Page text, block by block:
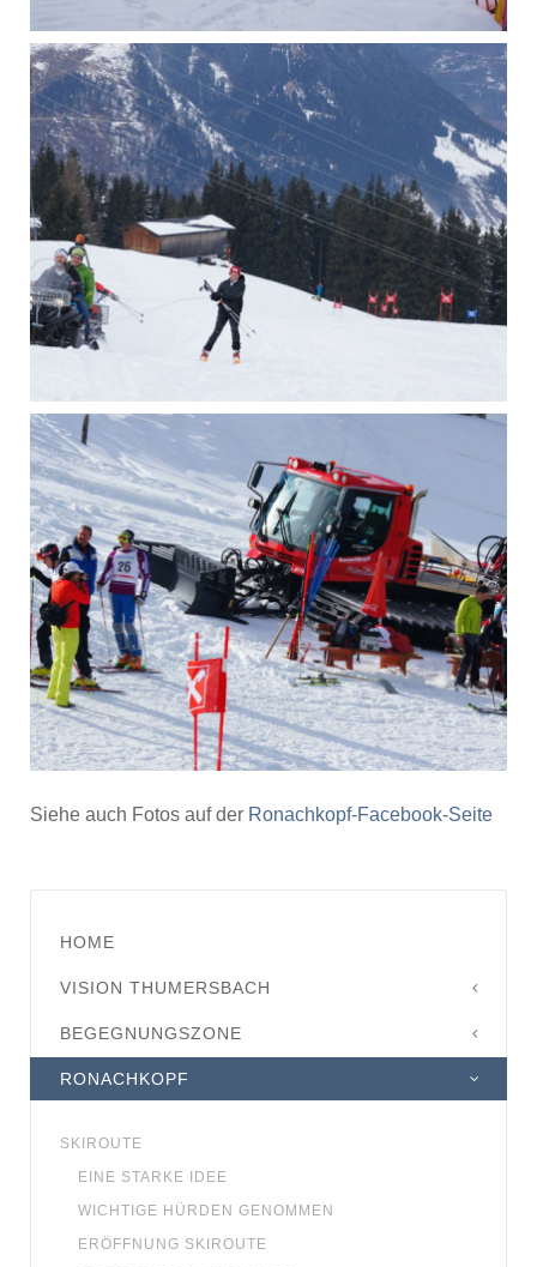
Siehe auch Fotos auf der Ronachkopf-Facebook-Seite
HOME
VISION THUMERSBACH
BEGEGNUNGSZONE
RONACHKOPF
SKIROUTE
EINE STARKE IDEE
WICHTIGE HÜRDEN GENOMMEN
ERÖFFNUNG SKIROUTE